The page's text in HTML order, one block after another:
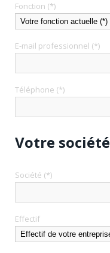
Fonction (*)
E-mail professionnel (*)
Téléphone (*)
Votre société
Société (*)
Effectif